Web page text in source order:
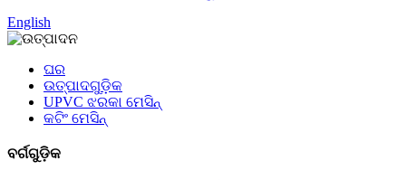
English
ଘର
ଉତ୍ପାଦଗୁଡ଼ିକ
UPVC ଝରକା ମେସିନ୍
କଟିଂ ମେସିନ୍
ବର୍ଗଗୁଡ଼ିକ